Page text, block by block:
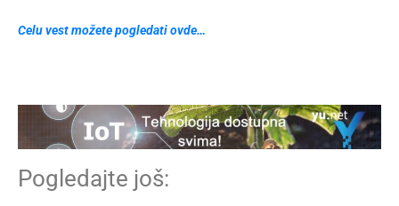
Celu vest možete pogledati ovde…
Pogledajte još: